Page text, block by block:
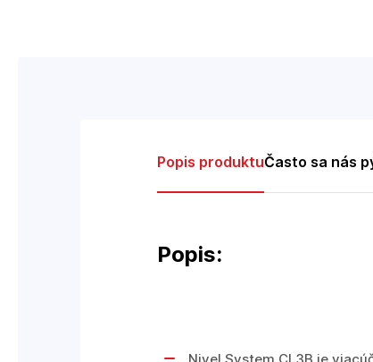
Popis produktuČasto sa nás
Popis: